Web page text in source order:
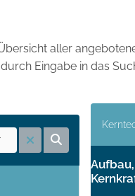
aller
Eingabe in das